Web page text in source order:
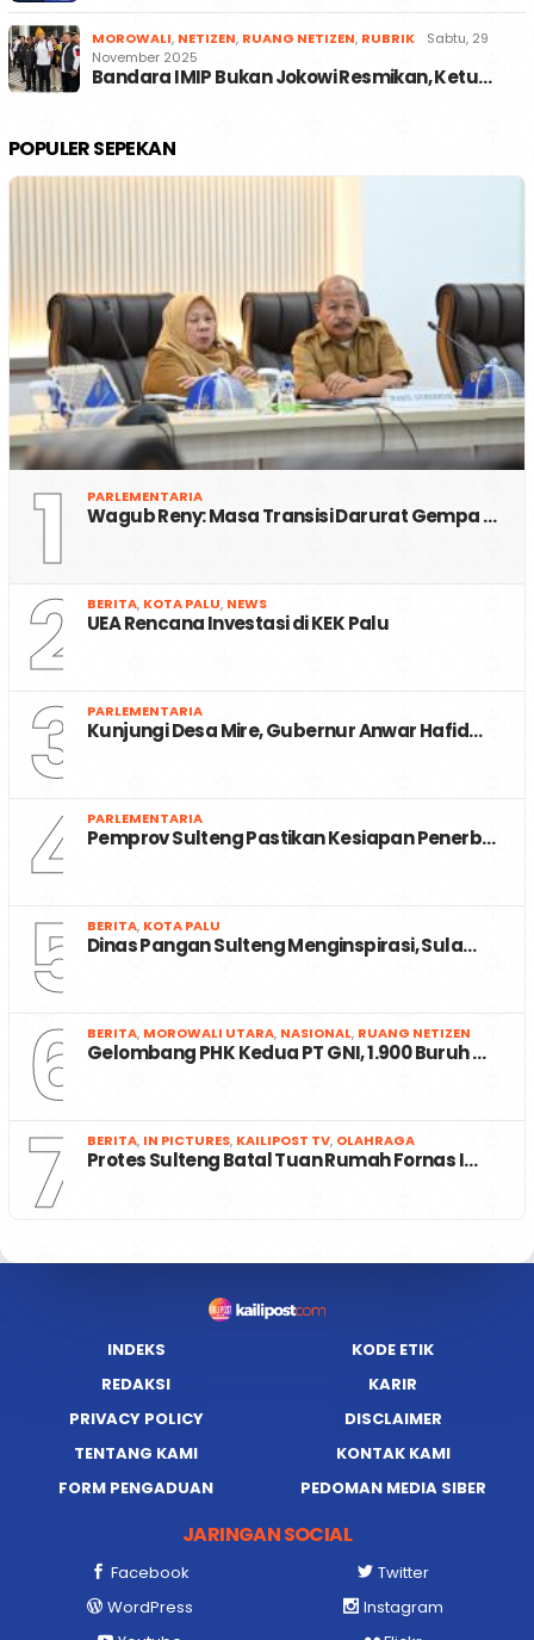
MOROWALI, NETIZEN, RUANG NETIZEN, RUBRIK
Sabtu, 29
November 2025
Bandara IMIP Bukan Jokowi Resmikan, Ketu…
POPULER SEPEKAN
1 PARLEMENTARIA
Wagub Reny: Masa Transisi Darurat Gempa …
2 BERITA, KOTA PALU, NEWS
UEA Rencana Investasi di KEK Palu
3 PARLEMENTARIA
Kunjungi Desa Mire, Gubernur Anwar Hafid…
4 PARLEMENTARIA
Pemprov Sulteng Pastikan Kesiapan Penerb…
5 BERITA, KOTA PALU
Dinas Pangan Sulteng Menginspirasi, Sula…
6 BERITA, MOROWALI UTARA, NASIONAL, RUANG NETIZEN
Gelombang PHK Kedua PT GNI, 1.900 Buruh …
7 BERITA, IN PICTURES, KAILIPOST TV, OLAHRAGA
Protes Sulteng Batal Tuan Rumah Fornas I…
INDEKS
KODE ETIK
REDAKSI
KARIR
PRIVACY POLICY
DISCLAIMER
TENTANG KAMI
KONTAK KAMI
FORM PENGADUAN
PEDOMAN MEDIA SIBER
JARINGAN SOCIAL
Facebook
Twitter
WordPress
Instagram